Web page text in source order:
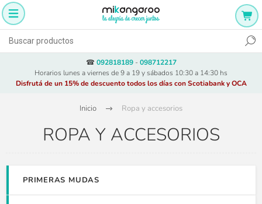
☎ 092818189- 098712217
Horarios lunes a viernes de 9 a 19 y sábados 10:30 a 14:30 hs
Disfrutá de un 15% de descuento todos los días con Scotiabank y OCA
Inicio Ropa y accesorios
ROPA Y ACCESORIOS
PRIMERAS MUDAS